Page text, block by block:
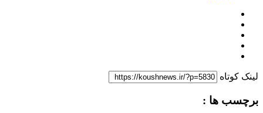
لینک کوتاه
برچسب ها :